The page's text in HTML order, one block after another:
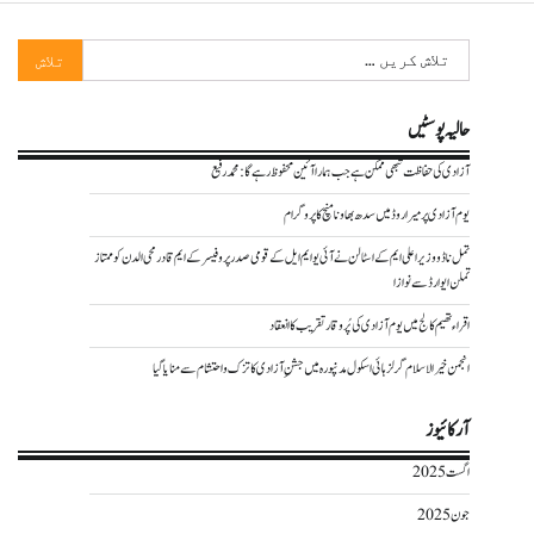
تلاش
کریں
برائے:
حالیہ پوسٹیں
آزادی کی حفاظت تبھی ممکن ہے جب ہمارا آئین محفوظ رہے گا : محمد رفیع
یوم آزادی پر میراروڈ میں سدھ بھاونا منچ کا پروگرام
تمل ناڈو وزیر اعلی ایم کے اسٹالن نے آئی یو ایم ایل کے قومی صدر پروفیسر کے ایم قادرمحی الدن کو ممتاز
تملن ایوارڈ سے نوازا
اقراء تھیم کالج میں یوم آزادی کی پُر وقار تقریب کا انعقاد
انجمن خیر الاسلام گرلز ہائی اسکول مدنپورہ میں جشنِ آزادی کا تزک و احتشام سے منایا گیا
آرکائیوز
اگست 2025
جون 2025